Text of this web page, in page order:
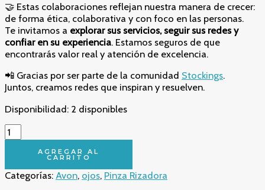
🤝 Estas colaboraciones reflejan nuestra manera de crecer:
de forma ética, colaborativa y con foco en las personas.
Te invitamos a explorar sus servicios, seguir sus redes y
confiar en su experiencia. Estamos seguros de que
encontrarás valor real y atención de excelencia.
📲 Gracias por ser parte de la comunidad Stockings.
Juntos, creamos redes que inspiran y resuelven.
Disponibilidad: 2 disponibles
✨
Rizador
+
AGREGAR AL
CARRITO
Categorías: Avon, ojos, Pinza Rizadora